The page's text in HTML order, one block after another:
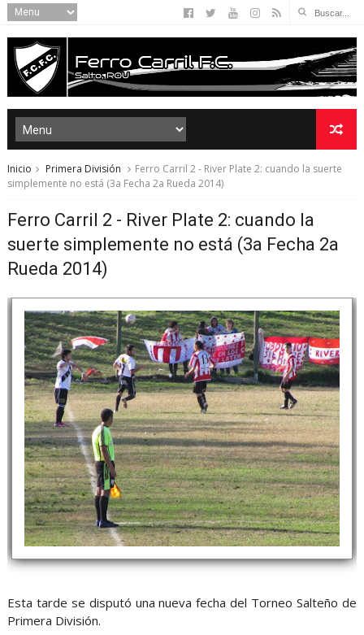
Inicio Primera División
Ferro Carril 2 - River Plate 2: cuando la suerte
simplemente no está (3a Fecha 2a Rueda 2014)
Ferro Carril 2 - River Plate 2: cuando la
suerte simplemente no está (3a Fecha 2a
Rueda 2014)
Esta tarde se disputó una nueva fecha del Torneo Salteño de
Primera División.